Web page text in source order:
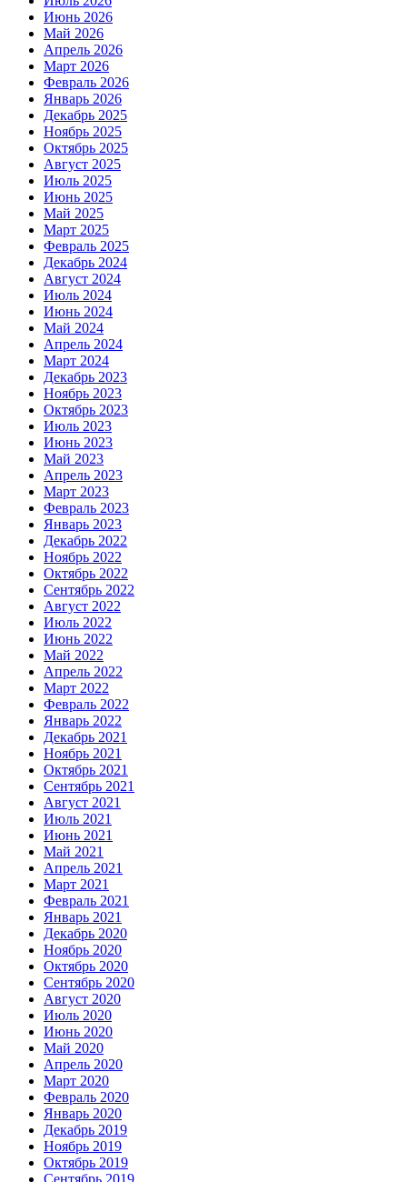
Июнь 2026
Май 2026
Апрель 2026
Март 2026
Февраль 2026
Январь 2026
Декабрь 2025
Ноябрь 2025
Октябрь 2025
Август 2025
Июль 2025
Июнь 2025
Май 2025
Март 2025
Февраль 2025
Декабрь 2024
Август 2024
Июль 2024
Июнь 2024
Май 2024
Апрель 2024
Март 2024
Декабрь 2023
Ноябрь 2023
Октябрь 2023
Июль 2023
Июнь 2023
Май 2023
Апрель 2023
Март 2023
Февраль 2023
Январь 2023
Декабрь 2022
Ноябрь 2022
Октябрь 2022
Сентябрь 2022
Август 2022
Июль 2022
Июнь 2022
Май 2022
Апрель 2022
Март 2022
Февраль 2022
Январь 2022
Декабрь 2021
Ноябрь 2021
Октябрь 2021
Сентябрь 2021
Август 2021
Июль 2021
Июнь 2021
Май 2021
Апрель 2021
Март 2021
Февраль 2021
Январь 2021
Декабрь 2020
Ноябрь 2020
Октябрь 2020
Сентябрь 2020
Август 2020
Июль 2020
Июнь 2020
Май 2020
Апрель 2020
Март 2020
Февраль 2020
Январь 2020
Декабрь 2019
Ноябрь 2019
Октябрь 2019